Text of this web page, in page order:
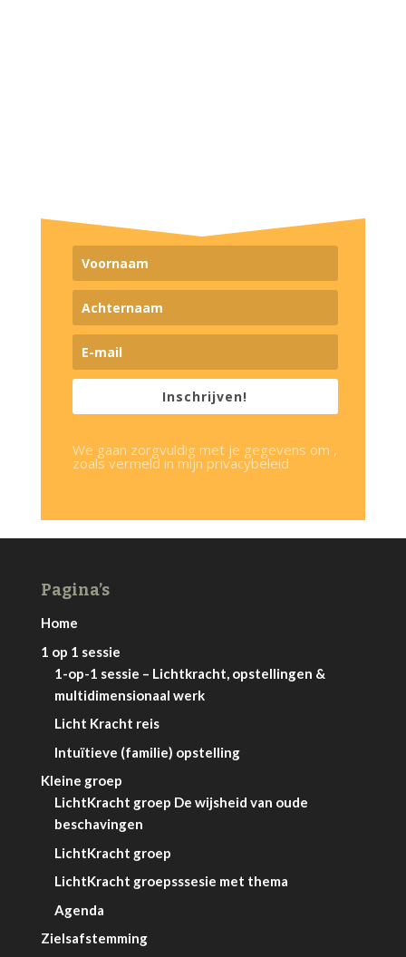
Inschrijven!
We gaan zorgvuldig met je gegevens om ,
zoals vermeld in mijn privacybeleid
Pagina’s
Home
1 op 1 sessie
1-op-1 sessie – Lichtkracht, opstellingen &
multidimensionaal werk
Licht Kracht reis
Intuïtieve (familie) opstelling
Kleine groep
LichtKracht groep De wijsheid van oude
beschavingen
LichtKracht groep
LichtKracht groepsssesie met thema
Agenda
Zielsafstemming